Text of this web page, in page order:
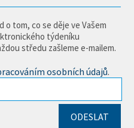
tom, co se děje ve Vašem
týdeníku
středu zašleme e-mailem.
osobních údajů.